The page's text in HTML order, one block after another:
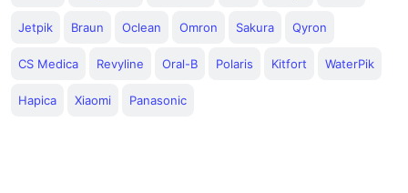
Jetpik Braun Oclean Omron Sakura Qyron
CS Medica Revyline Oral-B Polaris Kitfort WaterPik
Hapica Xiaomi Panasonic